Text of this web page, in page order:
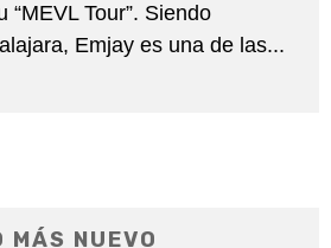
“MEVL Tour”. Siendo
Emjay es una de las...
MÁS NUEVO